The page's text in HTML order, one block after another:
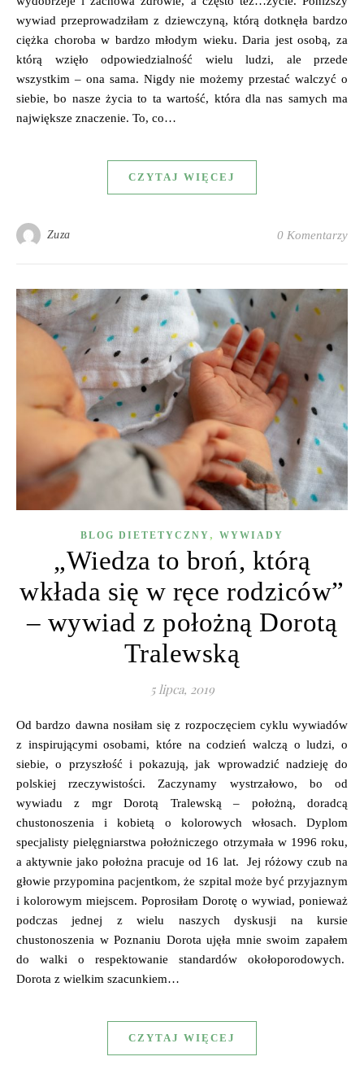
wywiad przeprowadziłam z dziewczyną, którą dotknęła bardzo
ciężka choroba w bardzo młodym wieku. Daria jest osobą, za
którą wzięło odpowiedzialność wielu ludzi, ale przede
wszystkim – ona sama. Nigdy nie możemy przestać walczyć o
siebie, bo nasze życia to ta wartość, która dla nas samych ma
największe znaczenie. To, co…
CZYTAJ WIĘCEJ
Zuza 0 Komentarzy
BLOG DIETETYCZNY , WYWIADY
„Wiedza to broń, którą
wkłada się w ręce rodziców”
– wywiad z położną Dorotą
Tralewską
5 lipca, 2019
Od bardzo dawna nosiłam się z rozpoczęciem cyklu wywiadów
z inspirującymi osobami, które na codzień walczą o ludzi, o
siebie, o przyszłość i pokazują, jak wprowadzić nadzieję do
polskiej rzeczywistości. Zaczynamy wystrzałowo, bo od
wywiadu z mgr Dorotą Tralewską – położną, doradcą
chustonoszenia i kobietą o kolorowych włosach. Dyplom
specjalisty pielęgniarstwa położniczego otrzymała w 1996 roku,
a aktywnie jako położna pracuje od 16 lat. Jej różowy czub na
głowie przypomina pacjentkom, że szpital może być przyjaznym
i kolorowym miejscem. Poprosiłam Dorotę o wywiad, ponieważ
podczas jednej z wielu naszych dyskusji na kursie
chustonoszenia w Poznaniu Dorota ujęła mnie swoim zapałem
do walki o respektowanie standardów okołoporodowych.
Dorota z wielkim szacunkiem…
CZYTAJ WIĘCEJ